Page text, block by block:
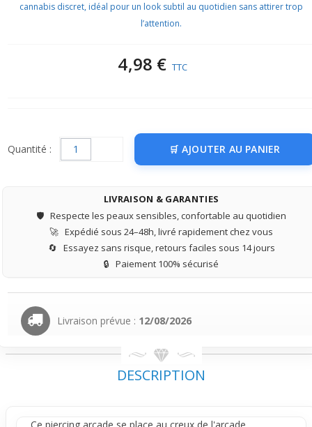
cannabis discret, idéal pour un look subtil au quotidien sans attirer trop
l’attention.
4,98 € TTC
Quantité : AJOUTER AU PANIER
LIVRAISON & GARANTIES
🛡️ Respecte les peaux sensibles, confortable au quotidien
🚀 Expédié sous 24–48h, livré rapidement chez vous
🔄 Essayez sans risque, retours faciles sous 14 jours
🔒 Paiement 100% sécurisé
Livraison prévue : 12/08/2026
DESCRIPTION